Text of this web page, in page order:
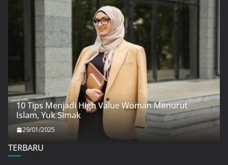
10 Tips Menjadi High Value Woman Menurut
Islam, Yuk Simak
29/01/2025
TERBARU